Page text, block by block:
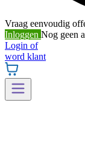
Vraag eenvoudig
Inloggen Nog geen
Login of
word klant